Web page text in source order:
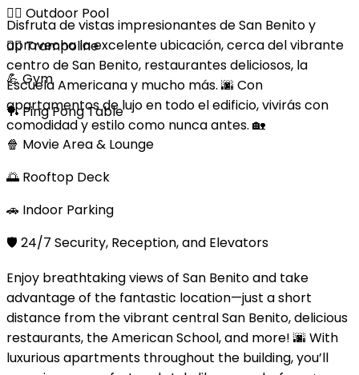
Disfruta de vistas impresionantes de San Benito y
aprovecha la excelente ubicación, cerca del vibrante
centro de San Benito, restaurantes deliciosos, la
Escuela Americana y mucho más. 🌆 Con
apartamentos de lujo en todo el edificio, vivirás con
comodidad y estilo como nunca antes. 🏡
🏊‍♂️ Outdoor Pool
🤸‍♀️ Trampoline
💪 Gym
🏓 Ping Pong Table
🍿 Movie Area & Lounge
🌅 Rooftop Deck
🚗 Indoor Parking
🛡️ 24/7 Security, Reception, and Elevators
Enjoy breathtaking views of San Benito and take
advantage of the fantastic location—just a short
distance from the vibrant central San Benito, delicious
restaurants, the American School, and more! 🌆 With
luxurious apartments throughout the building, you’ll